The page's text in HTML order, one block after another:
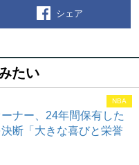
シェア
たい
ナー、24年間保有した
断「大きな喜びと栄誉
NBA